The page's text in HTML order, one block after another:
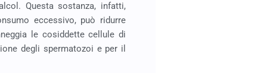
Questa sostanza, infatti,
eccessivo, può ridurre
le cosiddette cellule di
degli spermatozoi e per il